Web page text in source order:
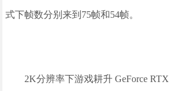
式下帧数分别来到75帧和54帧。
2K分辨率下游戏耕升 GeForce